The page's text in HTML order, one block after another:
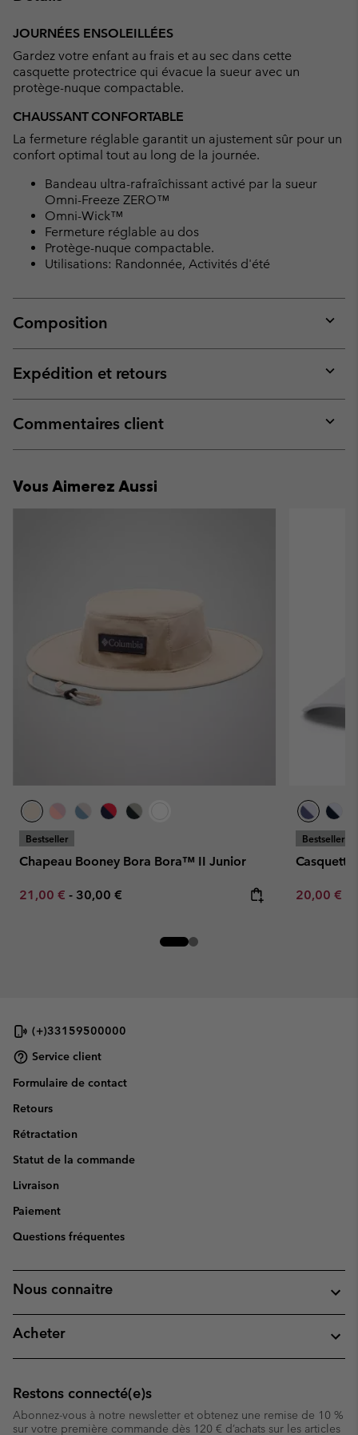
JOURNÉES ENSOLEILLÉES
Gardez votre enfant au frais et au sec dans cette
casquette protectrice qui évacue la sueur avec un
protège-nuque compactable.
CHAUSSANT CONFORTABLE
La fermeture réglable garantit un ajustement sûr pour un
confort optimal tout au long de la journée.
Bandeau ultra-rafraîchissant activé par la sueur
Omni-Freeze ZERO™
Omni-Wick™
Fermeture réglable au dos
Protège-nuque compactable.
Utilisations: Randonnée, Activités d'été
Composition
or
Expédition et retours
or
Commentaires client
or
Vous Aimerez Aussi
Bestseller
Chapeau Booney Bora Bora™ II Junior
Minimum sale price:
21,00 € - Maximum price:
30,00 €
Bestseller
Minimum
20,00 €
(+)33159500000
Service client
Formulaire de contact
Retours
Rétractation
Statut de la commande
Livraison
Paiement
Questions fréquentes
Nous connaitre
Acheter
Restons connecté(e)s
Abonnez-vous à notre newsletter et obtenez une remise de 10 %
sur votre première commande dès 120 € d’achats sur les articles